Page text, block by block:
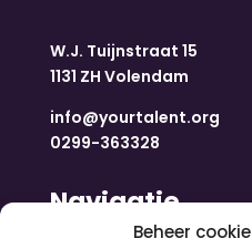
Beheer cookie
W.J. Tuijnstraat 15
1131 ZH Volendam
info@yourtalent.org
0299-363328
Navigatie